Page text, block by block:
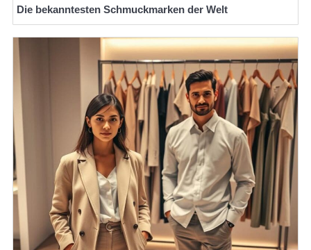
Die bekanntesten Schmuckmarken der Welt